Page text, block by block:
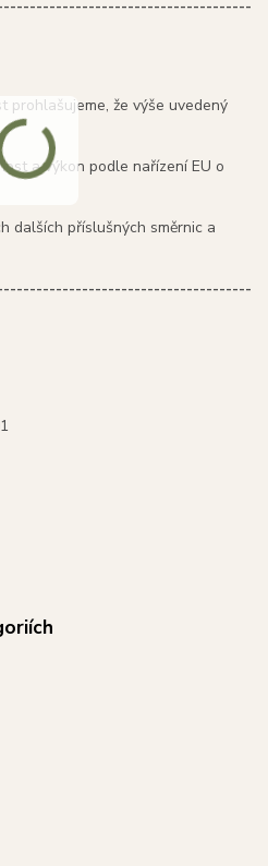
prohlašujeme, že výše uvedený
a výkon podle nařízení EU o
dalších příslušných směrnic a